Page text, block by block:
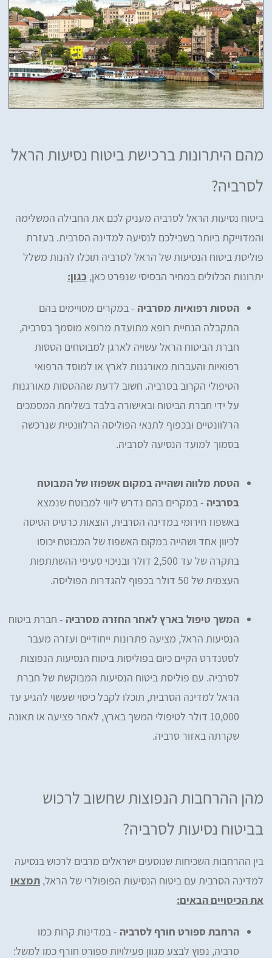
מהם היתרונות ברכישת ביטוח נסיעות הראל
לסרביה?
ביטוח נסיעות הראל לסרביה מעניק לכם את החבילה המשלימה
והמדוייקת ביותר בשבילכם לנסיעה למדינה הסרבית. בעזרת
פוליסת ביטוח הנסיעות של הראל לסרביה תוכלו להנות משלל
יתרונות הכלולים במחיר הבסיסי שנפרט כאן, כגון:
הטסות רפואיות מסרביה - במקרים מסויימים בהם
התקבלה הנחיית רופא מתועדת מרופא מוסמך בסרביה,
חברת הביטוח הראל עשויה לארגן למבוטחים הטסות
רפואיות והעברות מאורגנות לארץ או למוסד הרפואי
הטיפולי הקרוב בסרביה. חשוב לדעת שההטסות מאורגנות
על ידי חברת הביטוח ובאישורה בלבד בשליחת המסמכים
הרלוונטיים ובכפוף לתנאי הפוליסה הרלוונטית שנרכשה
בסמוך למועד הנסיעה לסרביה.
הטסת מלווה ושהייה במקום אשפוזו של המבוטח
בסרביה - במקרים בהם נדרש ליווי למבוטח שנמצא
באשפוז חירומי במדינה הסרבית, הוצאות כרטיס הטיסה
לכיוון אחד ושהייה במקום האשפוז של המבוטח יכוסו
בתקרה של עד 2,500 דולר ובניכוי סעיפי ההשתתפות
העצמית של 50 דולר בכפוף להגדרות הפוליסה.
המשך טיפול בארץ לאחר החזרה מסרביה - חברת ביטוח
הנסיעות הראל, מציעה פתרונות ייחודיים ועזרה מעבר
לסטנדרט הקיים כיום בפוליסות ביטוח הנסיעות הנפוצות
לסרביה. עם פוליסת ביטוח הנסיעות המבוקשת של חברת
הראל למדינה הסרבית, תוכלו לקבל כיסוי שעשוי להגיע עד
10,000 דולר לטיפולי המשך בארץ, לאחר פציעה או תאונה
שקרתה באזור סרביה.
מהן ההרחבות הנפוצות שחשוב לרכוש
בביטוח נסיעות לסרביה?
בין ההרחבות השכיחות שנוסעים ישראלים מרבים לרכוש בנסיעה
למדינה הסרבית עם ביטוח הנסיעות הפופולרי של הראל, תמצאו
את הכיסויים הבאים:
הרחבת ספורט חורף לסרביה - במדינות קרות כמו
סרביה, נפוץ לבצע מגוון פעילויות ספורט חורף כמו למשל: